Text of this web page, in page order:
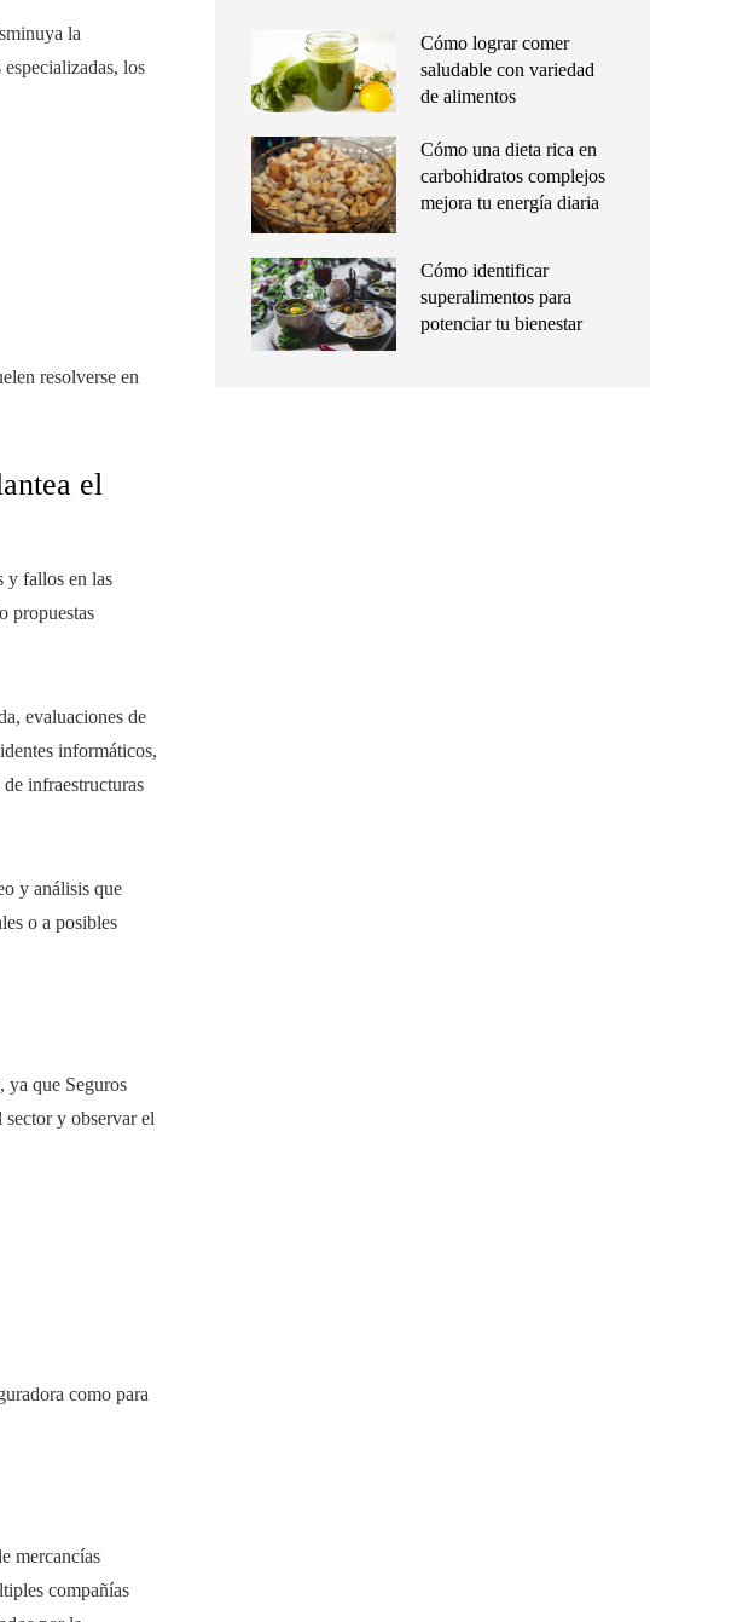
la
los
resolverse en
el
y fallos en las
propuestas
evaluaciones de
informáticos,
infraestructuras
y análisis que
o a posibles
ya que Seguros
y observar el
como para
mercancías
compañías
Cómo lograr comer
saludable con variedad
de alimentos
Cómo una dieta rica en
carbohidratos complejos
mejora tu energía diaria
Cómo identificar
superalimentos para
potenciar tu bienestar